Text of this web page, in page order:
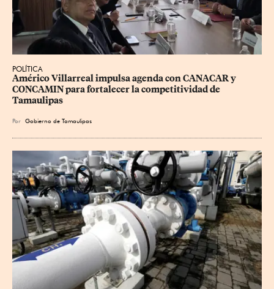
POLÍTICA
Américo Villarreal impulsa agenda con CANACAR y
CONCAMIN para fortalecer la competitividad de
Tamaulipas
Por Gobierno de Tamaulipas